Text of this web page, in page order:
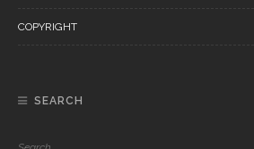
COPYRIGHT
SEARCH